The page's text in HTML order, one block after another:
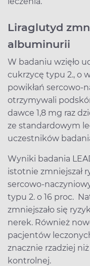
Liraglutyd
albuminurii
W badaniu wzięło
cukrzycę typu 2., o
powikłań sercowo-
otrzymywali
dawce 1,8 mg raz
ze standardowym
uczestników
Wyniki badania
istotnie zmniejszał
sercowo-
typu 2. o 16 proc.
zmniejszało się
nerek. Również
pacjentów
znacznie rzadziej
kontrolnej.